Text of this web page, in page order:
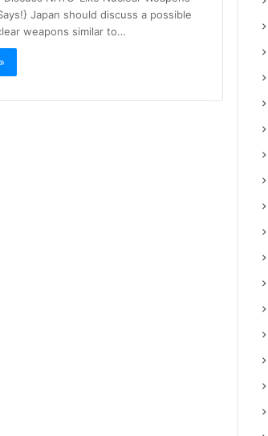
Japan should discuss a possible
weapons similar to…